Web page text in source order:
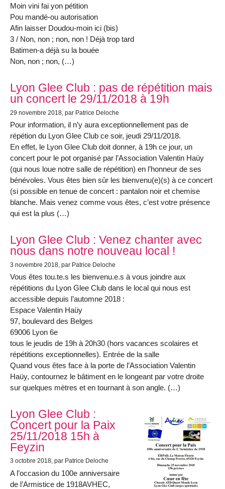
Moin vini fai yon pétition
Pou mandé-ou autorisation
Afin laisser Doudou-moin ici (bis)
3 / Non, non ; non, non ! Déjà trop tard
Batimen-a déjà su la bouée
Non, non ; non, (…)
Lyon Glee Club : pas de répétition mais
un concert le 29/11/2018 à 19h
29 novembre 2018 , par Patrice Deloche
Pour information, il n’y aura exceptionnellement pas de
répétion du Lyon Glee Club ce soir, jeudi 29/11/2018.
En effet, le Lyon Glee Club doit donner, à 19h ce jour, un
concert pour le pot organisé par l’Association Valentin Haüy
(qui nous loue notre salle de répétition) en l’honneur de ses
bénévoles. Vous êtes bien sûr les bienvenu(e)(s) à ce concert
(si possible en tenue de concert : pantalon noir et chemise
blanche. Mais venez comme vous êtes, c’est votre présence
qui est la plus (…)
Lyon Glee Club : Venez chanter avec
nous dans notre nouveau local !
3 novembre 2018 , par Patrice Deloche
Vous êtes tou.te.s les bienvenu.e.s à vous joindre aux
répétitions du Lyon Glee Club dans le local qui nous est
accessible depuis l’automne 2018 :
Espace Valentin Haüy
97, boulevard des Belges
69006 Lyon 6e
tous le jeudis de 19h à 20h30 (hors vacances scolaires et
répétitions exceptionnelles). Entrée de la salle
Quand vous êtes face à la porte de l’Association Valentin
Haüy, contournez le bâtiment en le longeant par votre droite
sur quelques mètres et en tournant à son angle. (…)
Lyon Glee Club :
Concert pour la Paix
25/11/2018 15h à
Feyzin
3 octobre 2018, par Patrice Deloche
A l’occasion du 100e anniversaire
de l’Armistice de 1918AVHEC,